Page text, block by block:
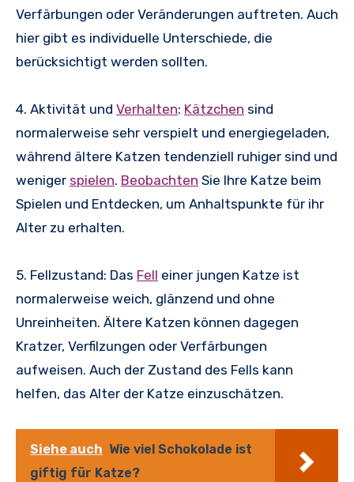
Verfärbungen oder Veränderungen auftreten. Auch
hier gibt es individuelle Unterschiede, die
berücksichtigt werden sollten.
4. Aktivität und Verhalten: Kätzchen sind
normalerweise sehr verspielt und energiegeladen,
während ältere Katzen tendenziell ruhiger sind und
weniger spielen. Beobachten Sie Ihre Katze beim
Spielen und Entdecken, um Anhaltspunkte für ihr
Alter zu erhalten.
5. Fellzustand: Das Fell einer jungen Katze ist
normalerweise weich, glänzend und ohne
Unreinheiten. Ältere Katzen können dagegen
Kratzer, Verfilzungen oder Verfärbungen
aufweisen. Auch der Zustand des Fells kann
helfen, das Alter der Katze einzuschätzen.
Siehe auch Wie viel Schokolade ist
giftig für Katze?